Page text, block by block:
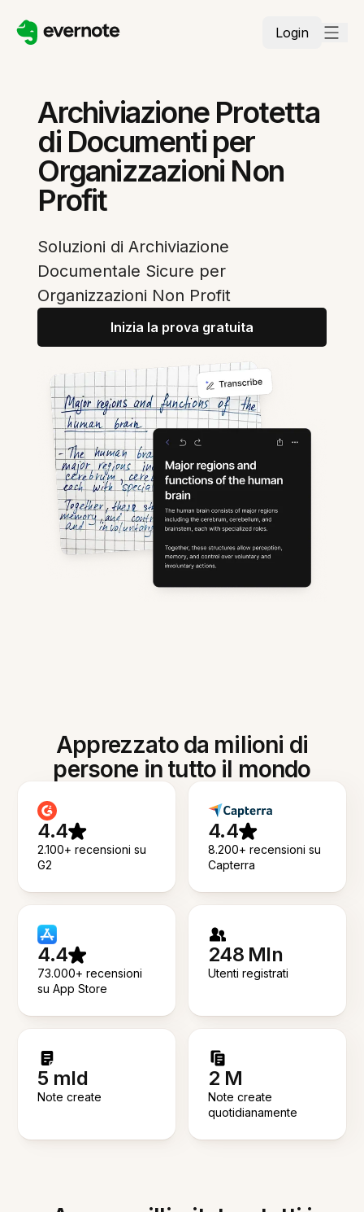
Login
Archiviazione Protetta
di Documenti per
Organizzazioni Non
Profit
Soluzioni di Archiviazione
Documentale Sicure per
Organizzazioni Non Profit
Inizia la prova gratuita
Apprezzato da milioni di
persone in tutto il mondo
4.4
2.100+ recensioni su
G2
4.4
8.200+ recensioni su
Capterra
4.4
73.000+ recensioni
su App Store
248 Mln
Utenti registrati
5 mld
Note create
2 M
Note create
quotidianamente